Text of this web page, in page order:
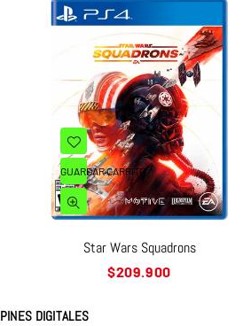
GUARDAR CARRITO
Star Wars Squadrons
Precio
$209.900
PINES DIGITALES